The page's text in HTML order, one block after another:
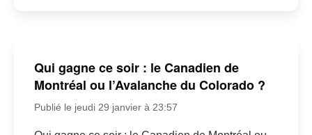
Qui gagne ce soir : le Canadien de
Montréal ou l’Avalanche du Colorado ?
Publié le jeudi 29 janvier à 23:57